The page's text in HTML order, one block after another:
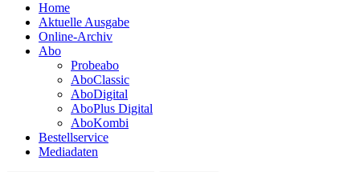
Home
Aktuelle Ausgabe
Online-Archiv
Abo
Probeabo
AboClassic
AboDigital
AboPlus Digital
AboKombi
Bestellservice
Mediadaten